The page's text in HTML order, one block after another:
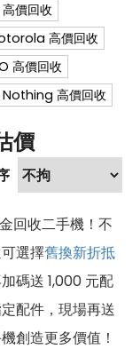
價回收
高價回收
高價回收
Nothing 高價回收
價
回收二手機！不
選擇舊換新折抵
碼送 1,000 元配
配件，現場再送
創造更多價值！